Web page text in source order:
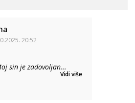
20:52
sin je zadovoljan...
Vidi više